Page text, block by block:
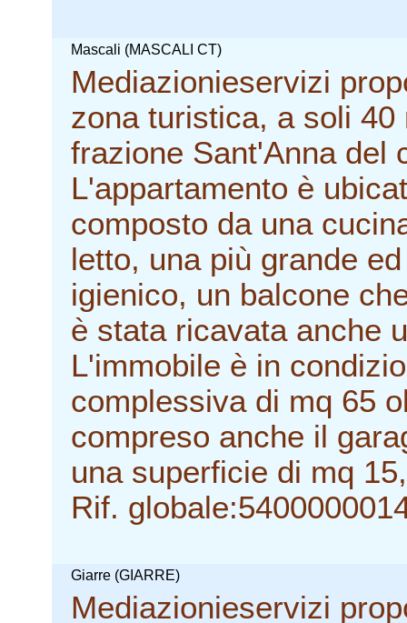
Mascali (MASCALI CT)
Mediazionieservizi
zona turistica, a soli
frazione Sant'Anna del
L'appartamento è
composto da una
letto, una più grande
igienico, un balcone
è stata ricavata anche
L'immobile è in
complessiva di mq 65
compreso anche il
una superficie di mq
Rif.
Giarre (GIARRE)
Mediazionieservizi